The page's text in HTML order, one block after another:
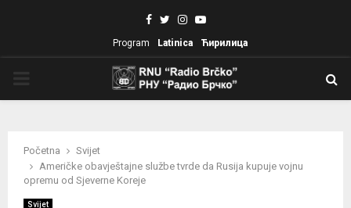
Facebook
TwitterInstagram
Youtube
Program Latinica Ћирилица
Početna
Svijet
Američke obavještajne službe tvrde da Rusija kupuje vojnu
opremu od Sjeverne Koreje
Svijet